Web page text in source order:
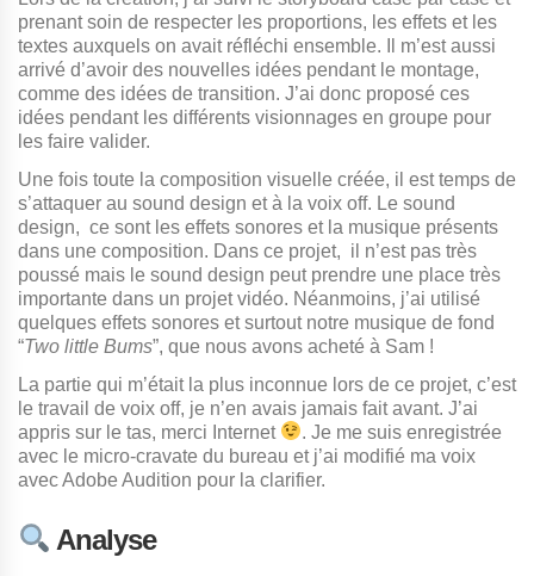
prenant soin de respecter les proportions, les effets et les
textes auxquels on avait réfléchi ensemble. Il m’est aussi
arrivé d’avoir des nouvelles idées pendant le montage,
comme des idées de transition. J’ai donc proposé ces
idées pendant les différents visionnages en groupe pour
les faire valider.
Une fois toute la composition visuelle créée, il est temps de
s’attaquer au sound design et à la voix off. Le sound
design, ce sont les effets sonores et la musique présents
dans une composition. Dans ce projet, il n’est pas très
poussé mais le sound design peut prendre une place très
importante dans un projet vidéo. Néanmoins, j’ai utilisé
quelques effets sonores et surtout notre musique de fond
“Two little Bums”, que nous avons acheté à Sam !
La partie qui m’était la plus inconnue lors de ce projet, c’est
le travail de voix off, je n’en avais jamais fait avant. J’ai
appris sur le tas, merci Internet
. Je me suis enregistrée
avec le micro-cravate du bureau et j’ai modifié ma voix
avec Adobe Audition pour la clarifier.
Analyse